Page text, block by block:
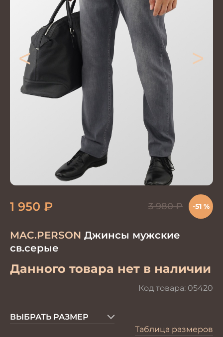
< >
MAC.PERSON Джинсы мужские
св.серые
Данного товара нет в наличии
Код товара: 05420
1 950 ₽ 3 980₽ -51 %
ВЫБРАТЬ РАЗМЕР
Таблица размеров